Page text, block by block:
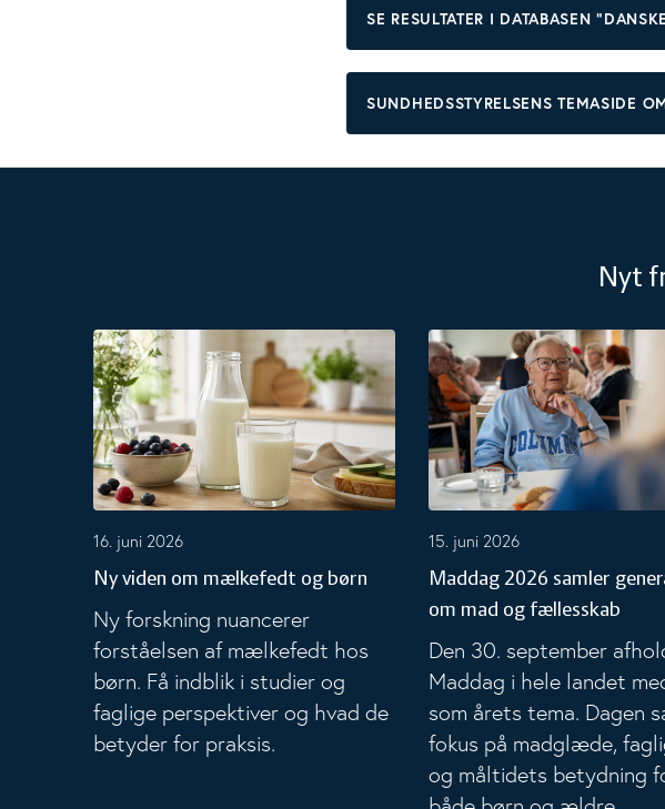
SE RESULTATER I DATABASEN
SUNDHEDSSTYRELSENS TEMASIDE
Nyt
16. juni 2026
Ny viden om mælkefedt og børn
Ny forskning nuancerer
forståelsen af mælkefedt hos
børn. Få indblik i studier og
faglige perspektiver og hvad de
betyder for praksis.
Ny viden om mælkefedt og børn
15. juni 2026
Maddag 2026 samler
om mad og fællesskab
Den 30. september
Maddag i hele landet
som årets tema. Dagen
fokus på madglæde,
og måltidets betydning
Maddag 2026 samler